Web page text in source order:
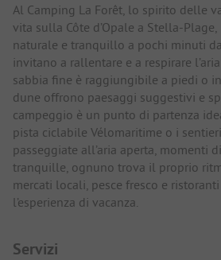
Al Camping La Forêt, lo spirito delle
vita sulla Côte d’Opale a Stella-
naturale e tranquillo a pochi minuti
invitano a rallentare e a respirare
sabbia fine è raggiungibile a piedi o
dune offrono paesaggi suggestivi e
campeggio è un punto di partenza
pista ciclabile Vélomaritime o i
passeggiate all’aria aperta, momenti
tranquille, ognuno trova il proprio
mercati locali, pesce fresco e
l’esperienza di vacanza.
Servizi